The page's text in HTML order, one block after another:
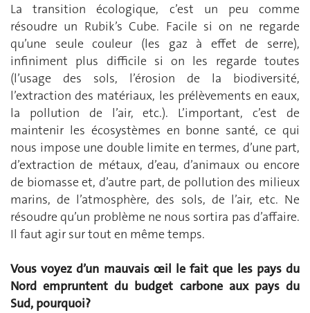
La transition écologique, c’est un peu comme
résoudre un Rubik’s Cube. Facile si on ne regarde
qu’une seule couleur (les gaz à effet de serre),
infiniment plus difficile si on les regarde toutes
(l’usage des sols, l’érosion de la biodiversité,
l’extraction des matériaux, les prélèvements en eaux,
la pollution de l’air, etc.). L’important, c’est de
maintenir les écosystèmes en bonne santé, ce qui
nous impose une double limite en termes, d’une part,
d’extraction de métaux, d’eau, d’animaux ou encore
de biomasse et, d’autre part, de pollution des milieux
marins, de l’atmosphère, des sols, de l’air, etc. Ne
résoudre qu’un problème ne nous sortira pas d’affaire.
Il faut agir sur tout en même temps.
Vous voyez d’un mauvais œil le fait que les pays du
Nord empruntent du budget carbone aux pays du
Sud, pourquoi?